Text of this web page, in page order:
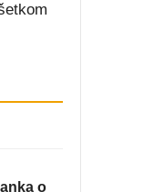
o